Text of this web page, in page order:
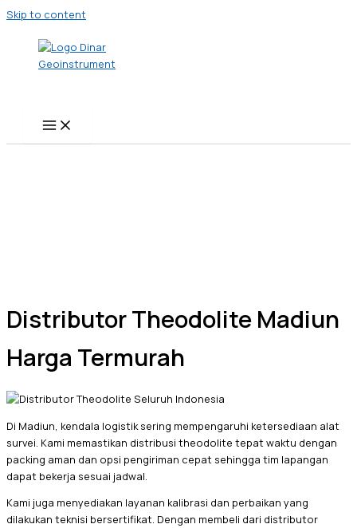
Skip to content
Distributor Theodolite Madiun
Harga Termurah
Di Madiun, kendala logistik sering mempengaruhi ketersediaan alat
survei. Kami memastikan distribusi theodolite tepat waktu dengan
packing aman dan opsi pengiriman cepat sehingga tim lapangan
dapat bekerja sesuai jadwal.
Kami juga menyediakan layanan kalibrasi dan perbaikan yang
dilakukan teknisi bersertifikat. Dengan membeli dari distributor